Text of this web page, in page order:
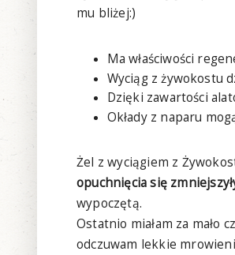
mu bliżej:)
Ma właściwości
Wyciąg z żywokostu
Dzięki zawartości
Okłady z naparu
Żel z wyciągiem z
opuchnięcia się
wypoczętą.
Ostatnio miałam za mało
odczuwam lekkie